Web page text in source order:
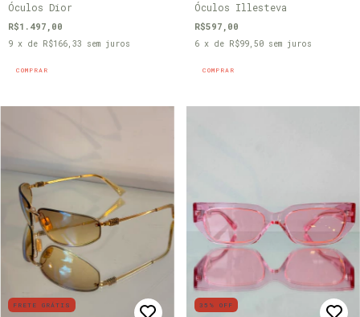
Óculos Dior
R$1.497,00
9 x de R$166,33 sem juros
COMPRAR
Óculos Illesteva
R$597,00
6 x de R$99,50 sem juros
COMPRAR
FRETE GRÁTIS 35 % OFF